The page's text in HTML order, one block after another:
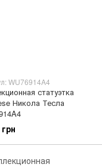
WU76914A4
статуэтка
Никола Тесла